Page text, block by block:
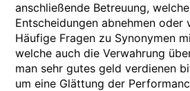
anschließende Betreuung,
Entscheidungen abnehmen oder
Häufige Fragen zu Synonymen
welche auch die Verwahrung
man sehr gutes geld verdienen
um eine Glättung der